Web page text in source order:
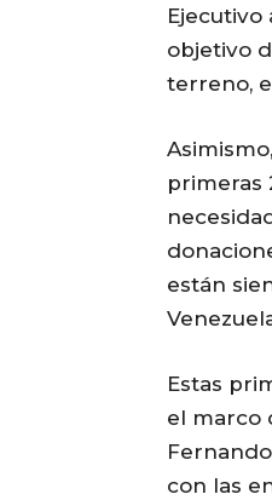
objetivo
terreno,
primeras
están
Estas
el marco
con las